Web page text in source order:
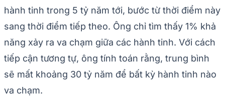
hành tinh trong 5 tỷ năm tới, bước từ thời điểm này
sang thời điểm tiếp theo. Ông chỉ tìm thấy 1% khả
năng xảy ra va chạm giữa các hành tinh. Với cách
tiếp cận tương tự, ông tính toán rằng, trung bình
sẽ mất khoảng 30 tỷ năm để bất kỳ hành tinh nào
va chạm.